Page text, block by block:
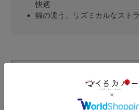
快適
幅の違う、リズミカルなスト